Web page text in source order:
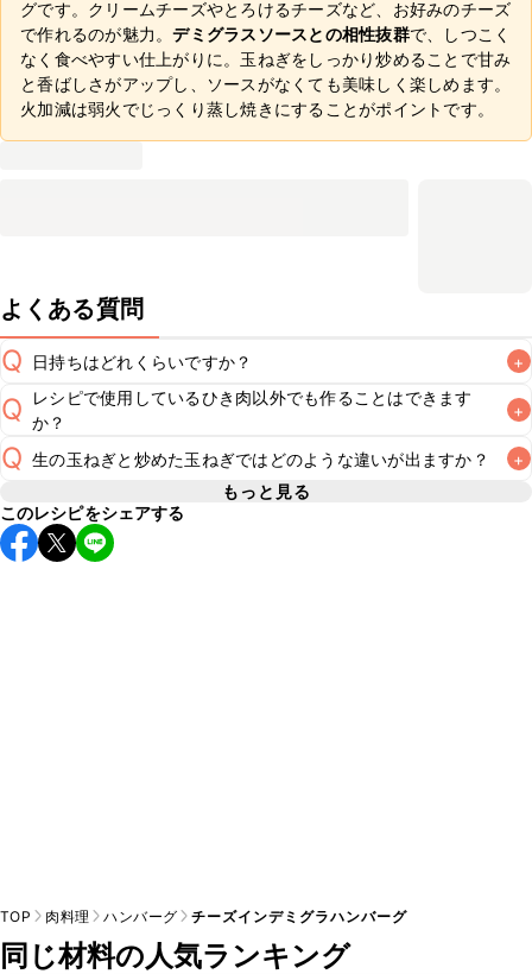
グです。クリームチーズやとろけるチーズなど、お好みのチーズ
で作れるのが魅力。デミグラスソースとの相性抜群で、しつこく
なく食べやすい仕上がりに。玉ねぎをしっかり炒めることで甘み
と香ばしさがアップし、ソースがなくても美味しく楽しめます。
火加減は弱火でじっくり蒸し焼きにすることがポイントです。
よくある質問
Q 日持ちはどれくらいですか？ +
A
保存期間は冷蔵で翌日中が目安です。なるべくお早めにお召
こちらの注意事項をご確認の上、正し
Q
レシピで使用しているひき肉以外でも作ることはできます
か？
+
A
Q 生の玉ねぎと炒めた玉ねぎではどのような違いが出ますか？ +
A
玉ねぎは炒めることで甘みが出るため、香ばしさと甘みのあ
るハンバーグに仕上がります。玉ねぎを炒めずに使用した場
合は、玉ねぎの水分を含むためジューシーなハンバーグに仕
もっと見る
このレシピをシェアする
TOP 肉料理 ハンバーグ チーズインデミグラハンバーグ
同じ材料の人気ランキング